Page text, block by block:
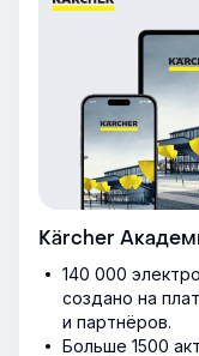
Kärcher
140 000
создано на
и партнёров.
Больше 1500